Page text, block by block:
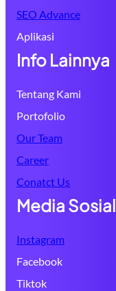
SEO Advance
Aplikasi
Info Lainnya
Tentang Kami
Portofolio
Our Team
Career
Conatct Us
Media Sosial
Instagram
Facebook
Tiktok